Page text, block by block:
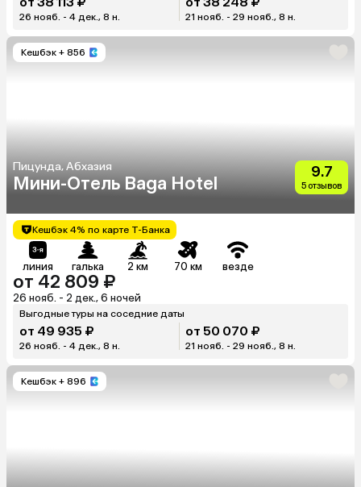
26 нояб. - 4 дек., 8 н. 21 нояб. - 29 нояб., 8 н.
Кешбэк + 856
Пицунда, Абхазия
Мини-Отель Baga Hotel
9.7
5 отзывов
Кешбэк 4% по карте Т-Банка
линия галька 2 км 70 км везде
от 42 809 ₽
26 нояб. - 2 дек., 6 ночей
Выгодные туры на соседние даты
от 49 935 ₽
26 нояб. - 4 дек., 8 н.
от 50 070 ₽
21 нояб. - 29 нояб., 8 н.
Кешбэк + 896